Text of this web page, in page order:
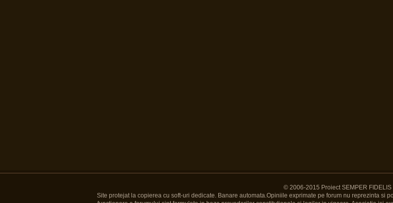
© 2006-2015 Proiect SEMPER FIDELIS
Site protejat la copierea cu soft-uri dedicate. Banare automata.Opiniile exprimate pe forum nu reprezinta si